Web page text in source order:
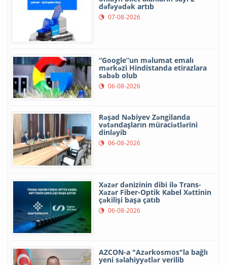
dəfəyədək artıb
07-08-2026
“Google”un məlumat emalı
mərkəzi Hindistanda etirazlara
səbəb olub
06-08-2026
Rəşad Nəbiyev Zəngilanda
vətəndaşların müraciətlərini
dinləyib
06-08-2026
Xəzər dənizinin dibi ilə Trans-
Xəzər Fiber-Optik Kabel Xəttinin
çəkilişi başa çatıb
06-08-2026
AZCON-a "Azərkosmos"la bağlı
yeni səlahiyyətlər verilib